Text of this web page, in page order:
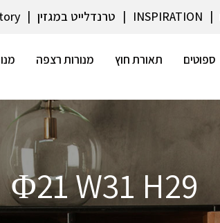
INSPIRATION טרנדלייט במגזין
ספוטים תאורת חוץ מנורות רצפה
Φ21 W31 H29